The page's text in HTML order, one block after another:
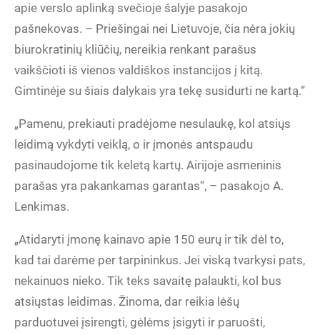
apie verslo aplinką svečioje šalyje pasakojo
pašnekovas. – Priešingai nei Lietuvoje, čia nėra jokių
biurokratinių kliūčių, nereikia renkant parašus
vaikščioti iš vienos valdiškos instancijos į kitą.
Gimtinėje su šiais dalykais yra tekę susidurti ne kartą.“
„Pamenu, prekiauti pradėjome nesulaukę, kol atsiųs
leidimą vykdyti veiklą, o ir įmonės antspaudu
pasinaudojome tik keletą kartų. Airijoje asmeninis
parašas yra pakankamas garantas“, – pasakojo A.
Lenkimas.
„Atidaryti įmonę kainavo apie 150 eurų ir tik dėl to,
kad tai darėme per tarpininkus. Jei viską tvarkysi pats,
nekainuos nieko. Tik teks savaitę palaukti, kol bus
atsiųstas leidimas. Žinoma, dar reikia lėšų
parduotuvei įsirengti, gėlėms įsigyti ir paruošti,